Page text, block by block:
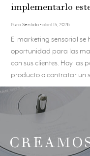
implementarlo
Puro Sentido abril 15, 2026
El marketing sensorial
oportunidad para las
con sus clientes. Hoy las
producto o contratar un